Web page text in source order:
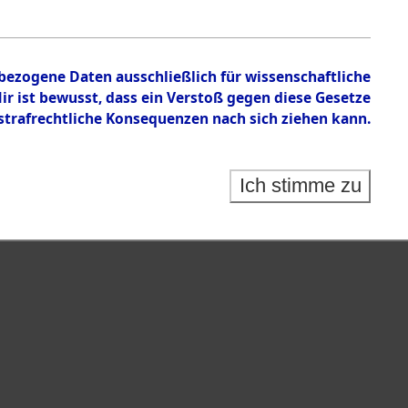
Daten ausschließlich für wissenschaftliche
bewusst, dass ein Verstoß gegen diese Gesetze
Konsequenzen nach sich ziehen kann.
Ich stimme zu